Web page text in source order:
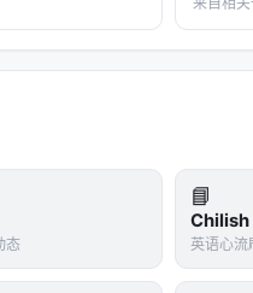
2025.12
社区、GitHub zai-org/
团队关心的核心）
型族。电商平台若选型，
，跑一遍情感分
知道接
换"——
态
📘
Chilish
英语心流